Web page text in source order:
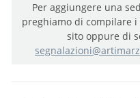
Per aggiungere una
preghiamo di compilare
sito oppure di